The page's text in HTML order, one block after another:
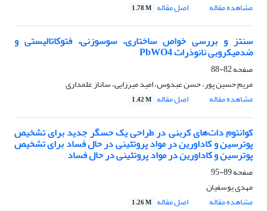
مشاهده مقاله
اصل مقاله 1.78 M
سنتز و بررسی خواص ساختاری، سوسوزنی، فتوکاتالیستی و
ضدمیکروبی نانوذرات PbWO4
صفحه82-88
مریم حسین پور، حسن عبدوس، امید میرزایی، ساناز علمداری
مشاهده مقاله
اصل مقاله 1.42 M
کوانتوم دات‌های کربنی در طراحی یک حسگر جدید برای تشخیص
پوترسین و کاداورین در مواد پروتئینی در حال فساد برای تشخیص
پوترسین و کاداورین در مواد پروتئینی در حال فساد
صفحه89-95
مهدی یوسفیان
مشاهده مقاله
اصل مقاله 1.26 M